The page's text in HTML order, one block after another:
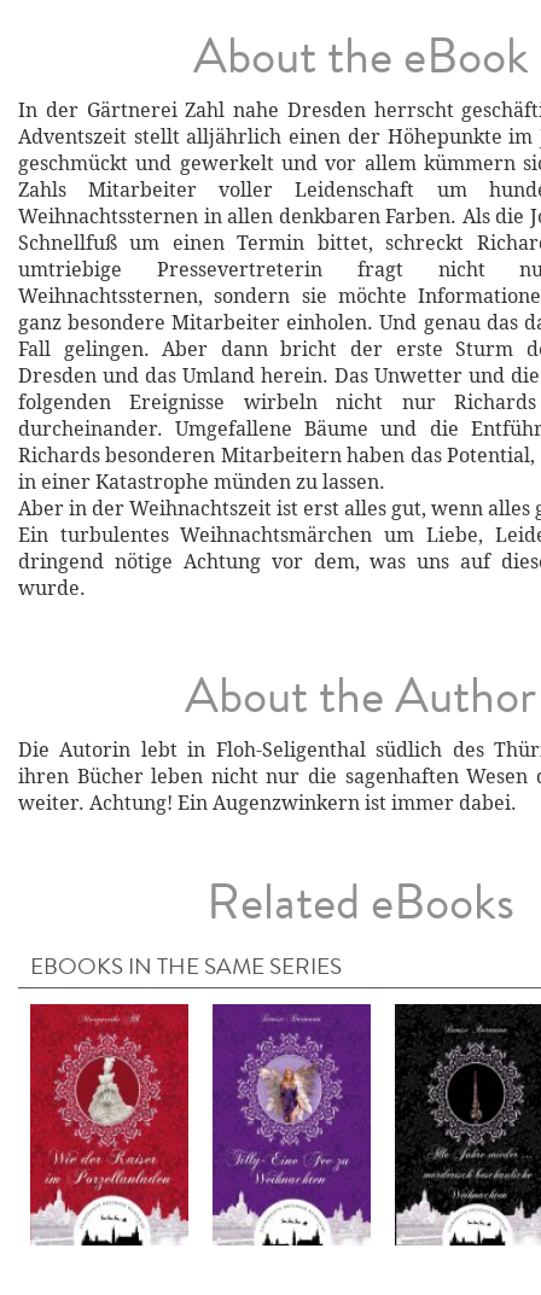
About the eBook
In der Gärtnerei Zahl nahe Dresden herrscht
Adventszeit stellt alljährlich einen der Höhepunkte im
geschmückt und gewerkelt und vor allem kümmern
Zahls Mitarbeiter voller Leidenschaft um
Weihnachtssternen in allen denkbaren Farben. Als die
Schnellfuß um einen Termin bittet, schreckt
umtriebige Pressevertreterin fragt nicht
Weihnachtssternen, sondern sie möchte
ganz besondere Mitarbeiter einholen. Und genau das
Fall gelingen. Aber dann bricht der erste Sturm
Dresden und das Umland herein. Das Unwetter und
folgenden Ereignisse wirbeln nicht nur
durcheinander. Umgefallene Bäume und die
Richards besonderen Mitarbeitern haben das Potential,
in einer Katastrophe münden zu lassen.
Aber in der Weihnachtszeit ist erst alles gut, wenn alles
Ein turbulentes Weihnachtsmärchen um Liebe,
dringend nötige Achtung vor dem, was uns auf
wurde.
About the Author
Die Autorin lebt in Floh-Seligenthal südlich des
ihren Bücher leben nicht nur die sagenhaften Wesen
weiter. Achtung! Ein Augenzwinkern ist immer dabei.
Related eBooks
EBOOKS IN THE SAME SERIES